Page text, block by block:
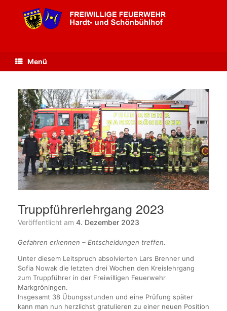
springen
Menü
Truppführerlehrgang 2023
Veröffentlicht am 4. Dezember 2023
Gefahren erkennen – Entscheidungen treffen.
Unter diesem Leitspruch absolvierten Lars Brenner und
Sofia Nowak die letzten drei Wochen den Kreislehrgang
zum Truppführer in der Freiwilligen Feuerwehr
Markgröningen.
Insgesamt 38 Übungsstunden und eine Prüfung später
kann man nun herzlichst gratulieren zu einer neuen Position